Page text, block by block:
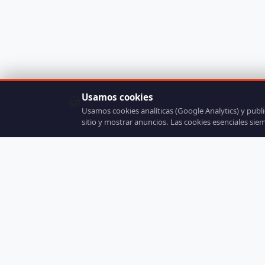
Usamos cookies
Usamos cookies analíticas (Google Analytics) y
sitio y mostrar anuncios. Las cookies esenciales